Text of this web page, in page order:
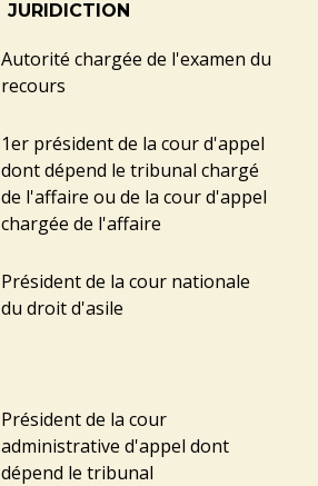
JURIDICTION
Autorité chargée de l'examen du
recours
1er président de la cour d'appel
dont dépend le tribunal chargé
de l'affaire ou de la cour d'appel
chargée de l'affaire
Président de la cour nationale
du droit d'asile
Président de la cour
administrative d'appel dont
dépend le tribunal